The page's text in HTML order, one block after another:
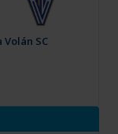
Volán SC